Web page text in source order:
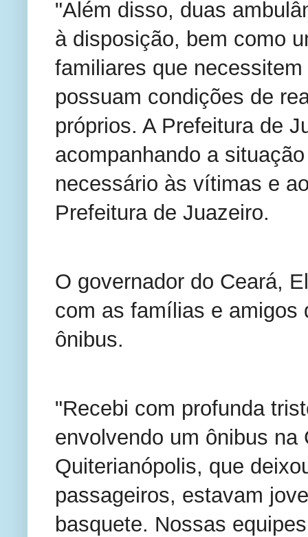
"Além disso, duas
à disposição, bem como
familiares que
possuam condições de
próprios. A Prefeitura de
acompanhando a
necessário às vítimas e
Prefeitura de Juazeiro.
O governador do Ceará,
com as famílias e amigos
ônibus.
"Recebi com profunda
envolvendo um ônibus na
Quiterianópolis, que
passageiros, estavam
basquete. Nossas